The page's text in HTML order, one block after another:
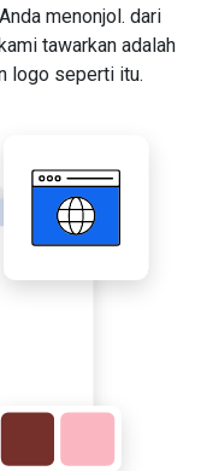
menonjol. dari
tawarkan adalah
logo seperti itu.